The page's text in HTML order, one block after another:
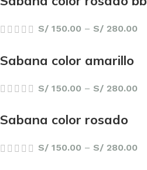
S/ 150.00 – S/ 280.00
Sabana color amarillo
S/ 150.00 – S/ 280.00
Sabana color rosado
S/ 150.00 – S/ 280.00